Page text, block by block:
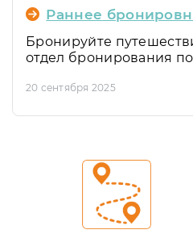
Раннее
Бронируйте
отдел бронирования по
20 сентября 2025